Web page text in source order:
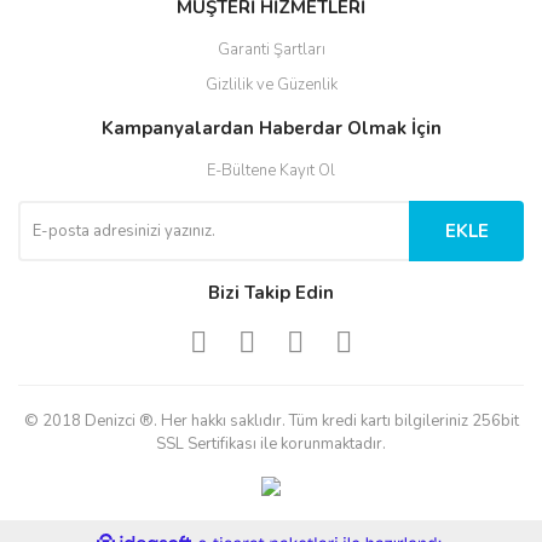
MÜŞTERİ HİZMETLERİ
Garanti Şartları
Gizlilik ve Güzenlik
Kampanyalardan Haberdar Olmak İçin
E-Bültene Kayıt Ol
EKLE
Bizi Takip Edin
© 2018 Denizci ®. Her hakkı saklıdır. Tüm kredi kartı bilgileriniz 256bit
SSL Sertifikası ile korunmaktadır.